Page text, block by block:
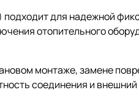
для надежной
отопительного
монтаже, замене
соединения и